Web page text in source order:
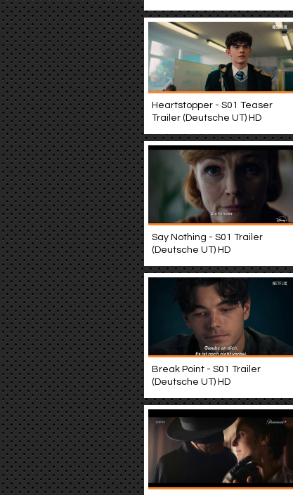
Heartstopper - S01 Teaser
Trailer (Deutsche UT) HD
Say Nothing - S01 Trailer
(Deutsche UT) HD
Break Point - S01 Trailer
(Deutsche UT) HD